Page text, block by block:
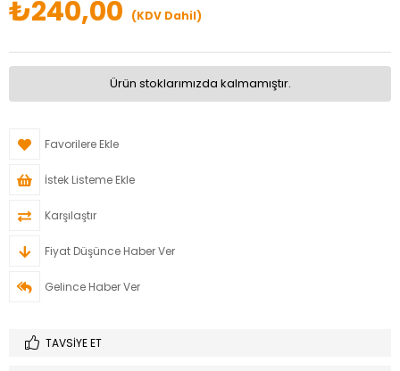
₺240,00 (KDV Dahil)
Ürün stoklarımızda kalmamıştır.
Favorilere Ekle
İstek Listeme Ekle
Karşılaştır
Fiyat Düşünce Haber Ver
Gelince Haber Ver
TAVSIYE ET